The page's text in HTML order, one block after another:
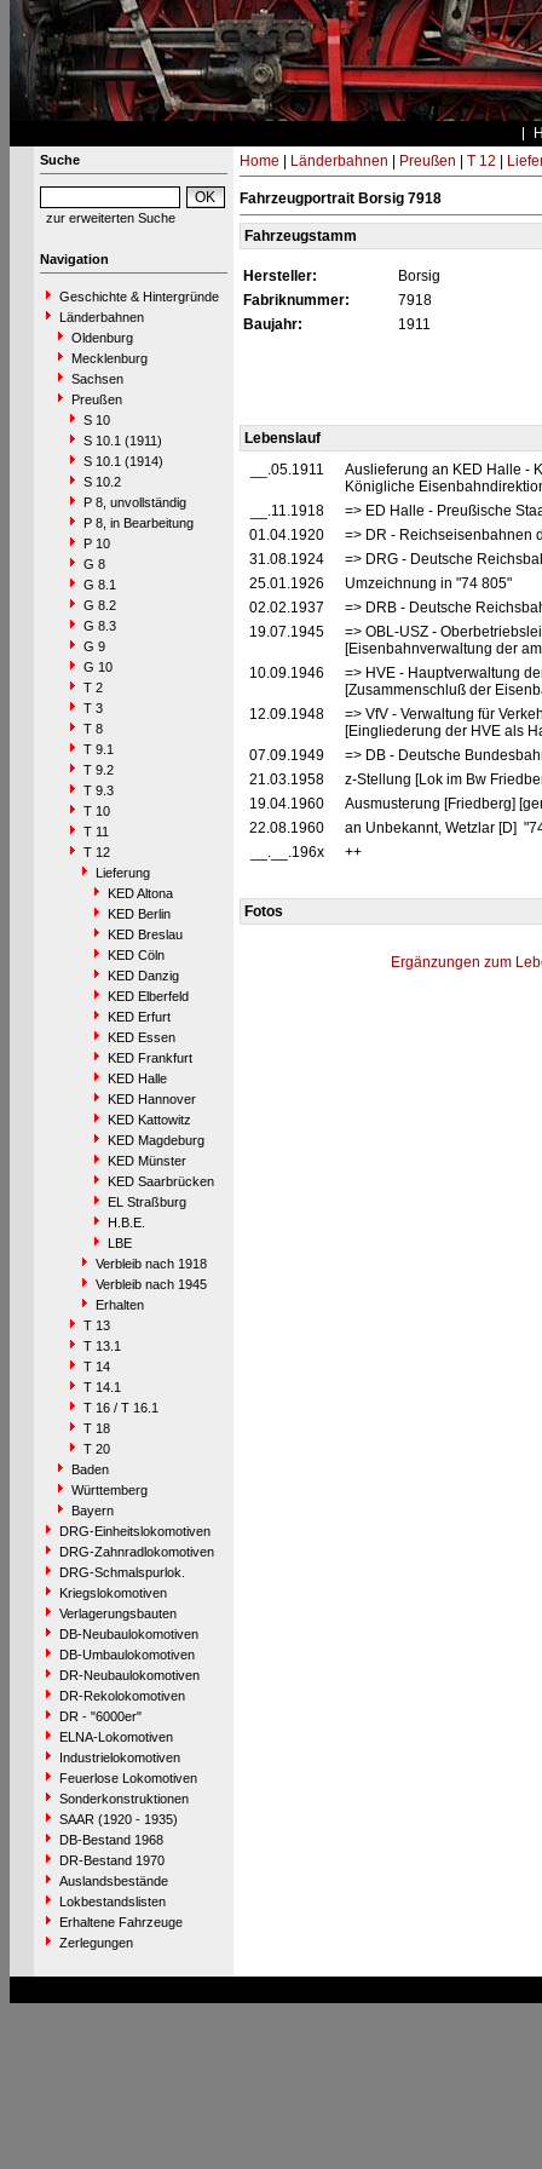
Suche
zur erweiterten Suche
Navigation
Geschichte & Hintergründe
Länderbahnen
Oldenburg
Mecklenburg
Sachsen
Preußen
S 10
S 10.1 (1911)
S 10.1 (1914)
S 10.2
P 8, unvollständig
P 8, in Bearbeitung
P 10
G 8
G 8.1
G 8.2
G 8.3
G 9
G 10
T 2
T 3
T 8
T 9.1
T 9.2
T 9.3
T 10
T 11
T 12
Lieferung
KED Altona
KED Berlin
KED Breslau
KED Cöln
KED Danzig
KED Elberfeld
KED Erfurt
KED Essen
KED Frankfurt
KED Halle
KED Hannover
KED Kattowitz
KED Magdeburg
KED Münster
KED Saarbrücken
EL Straßburg
H.B.E.
LBE
Verbleib nach 1918
Verbleib nach 1945
Erhalten
T 13
T 13.1
T 14
T 14.1
T 16 / T 16.1
T 18
T 20
Baden
Württemberg
Bayern
DRG-Einheitslokomotiven
DRG-Zahnradlokomotiven
DRG-Schmalspurlok.
Kriegslokomotiven
Verlagerungsbauten
DB-Neubaulokomotiven
DB-Umbaulokomotiven
DR-Neubaulokomotiven
DR-Rekolokomotiven
DR - "6000er"
ELNA-Lokomotiven
Industrielokomotiven
Feuerlose Lokomotiven
Sonderkonstruktionen
SAAR (1920 - 1935)
DB-Bestand 1968
DR-Bestand 1970
Auslandsbestände
Lokbestandslisten
Erhaltene Fahrzeuge
Zerlegungen
Home Länderbahnen Preußen T 12
Fahrzeugportrait Borsig 7918
Fahrzeugstamm
Hersteller:
Borsig
Fabriknummer:
7918
Baujahr:
1911
Lebenslauf
__.05.1911
Auslieferung an KED Halle -
Königliche
__.11.1918
=> ED Halle - Preußische
01.04.1920
=> DR - Reichseisenbahnen
31.08.1924
=> DRG - Deutsche
25.01.1926
Umzeichnung in "74 805"
02.02.1937
=> DRB - Deutsche
19.07.1945
=> OBL-USZ -
[Eisenbahnverwaltung der
10.09.1946
=> HVE - Hauptverwaltung
[Zusammenschluß der
12.09.1948
=> VfV - Verwaltung für
[Eingliederung der HVE als
07.09.1949
=> DB - Deutsche
21.03.1958
z-Stellung [Lok im Bw
19.04.1960
Ausmusterung [Friedberg]
22.08.1960
an Unbekannt, Wetzlar [D]
__.__.196x
++
Fotos
Ergänzungen zum